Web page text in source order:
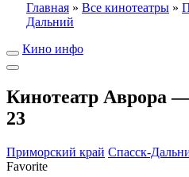
Главная » Все кинотеатры »
Дальний
Кино инфо
Кинотеатр Аврора
23
Приморский край Спасск-
Favorite